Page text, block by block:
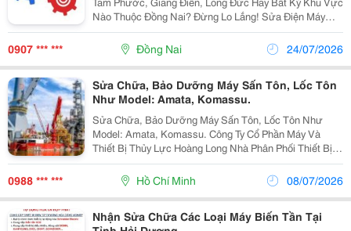
Nào Thuộc Đồng Nai? Đừng Lo Lắng! Sửa Điện Máy
Biên Hòa &Ndash; Xưởng Quấn Motor Công Nghiệp
Chuyên Nghiệp Hàng Đầu Khu Vực &Ndash; Luôn Sẵn
Sàng...
0907 *** *** Đồng Nai 24/07/2026
Sửa Chữa, Bảo Dưỡng Máy Sấn Tôn, Lốc Tôn
Như Model: Amata, Komassu.
Sửa Chữa, Bảo Dưỡng Máy Sấn Tôn, Lốc Tôn Như
Model: Amata, Komassu. Công Ty Cổ Phần Máy Và
Thiết Bị Thủy Lực Hoàng Long Nhà Phân Phối Thiết Bị
Thủy Lực - Khí Nén Và Máy Móc Tự Động Hóa. Tư Vấn,
Sửa Chữa, Thi Công, Thiết Kế Hệ Thống Thủy Lực
Nhanh...
0988 *** *** Hồ Chí Minh 08/07/2026
Nhận Sửa Chữa Các Loại Máy Biến Tần Tại